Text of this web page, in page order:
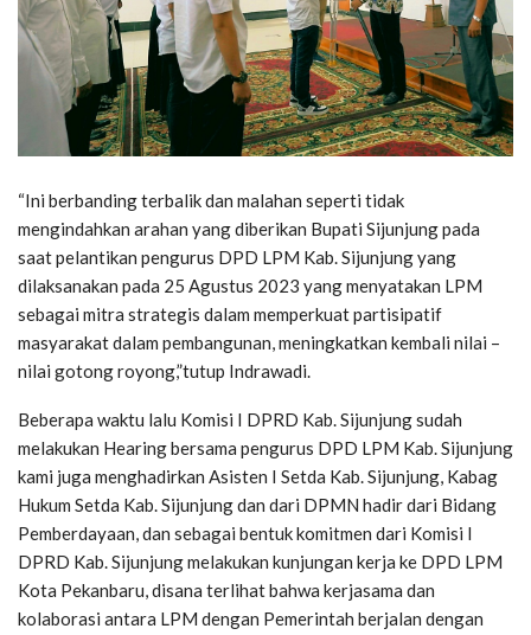
“Ini berbanding terbalik dan malahan seperti tidak
mengindahkan arahan yang diberikan Bupati Sijunjung pada
saat pelantikan pengurus DPD LPM Kab. Sijunjung yang
dilaksanakan pada 25 Agustus 2023 yang menyatakan LPM
sebagai mitra strategis dalam memperkuat partisipatif
masyarakat dalam pembangunan, meningkatkan kembali nilai –
nilai gotong royong,”tutup Indrawadi.
Beberapa waktu lalu Komisi I DPRD Kab. Sijunjung sudah
melakukan Hearing bersama pengurus DPD LPM Kab. Sijunjung
kami juga menghadirkan Asisten I Setda Kab. Sijunjung, Kabag
Hukum Setda Kab. Sijunjung dan dari DPMN hadir dari Bidang
Pemberdayaan, dan sebagai bentuk komitmen dari Komisi I
DPRD Kab. Sijunjung melakukan kunjungan kerja ke DPD LPM
Kota Pekanbaru, disana terlihat bahwa kerjasama dan
kolaborasi antara LPM dengan Pemerintah berjalan dengan